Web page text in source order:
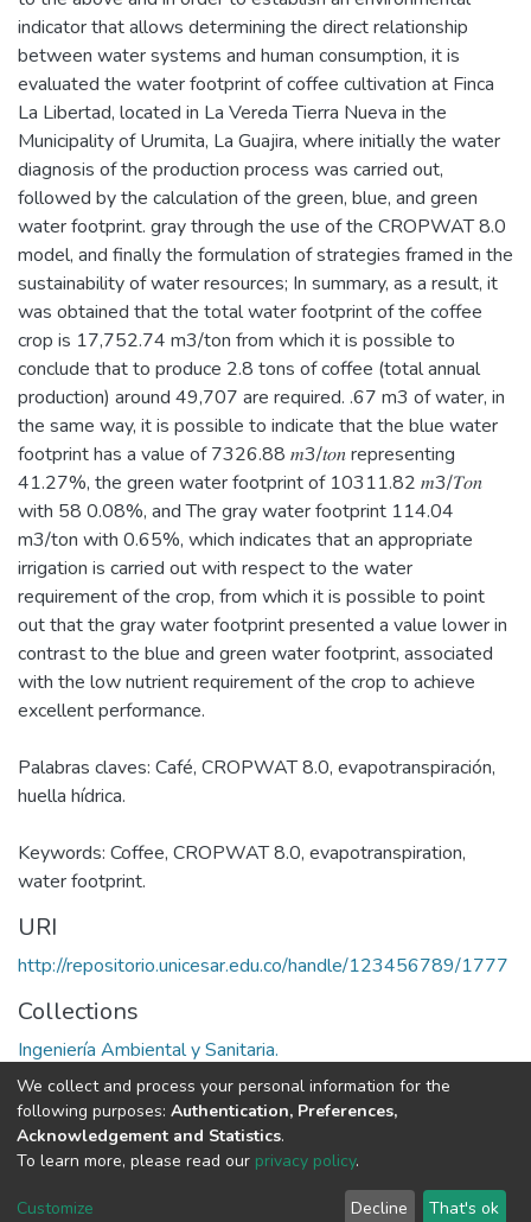
indicator that allows determining the direct relationship
between water systems and human consumption, it is
evaluated the water footprint of coffee cultivation at Finca
La Libertad, located in La Vereda Tierra Nueva in the
Municipality of Urumita, La Guajira, where initially the water
diagnosis of the production process was carried out,
followed by the calculation of the green, blue, and green
water footprint. gray through the use of the CROPWAT 8.0
model, and finally the formulation of strategies framed in the
sustainability of water resources; In summary, as a result, it
was obtained that the total water footprint of the coffee
crop is 17,752.74 m3/ton from which it is possible to
conclude that to produce 2.8 tons of coffee (total annual
production) around 49,707 are required. .67 m3 of water, in
the same way, it is possible to indicate that the blue water
footprint has a value of 7326.88 𝑚3/𝑡𝑜𝑛 representing
41.27%, the green water footprint of 10311.82 𝑚3/𝑇𝑜𝑛
with 58 0.08%, and The gray water footprint 114.04
m3/ton with 0.65%, which indicates that an appropriate
irrigation is carried out with respect to the water
requirement of the crop, from which it is possible to point
out that the gray water footprint presented a value lower in
contrast to the blue and green water footprint, associated
with the low nutrient requirement of the crop to achieve
excellent performance.
Palabras claves: Café, CROPWAT 8.0, evapotranspiración,
huella hídrica.
Keywords: Coffee, CROPWAT 8.0, evapotranspiration,
water footprint.
URI
http://repositorio.unicesar.edu.co/handle/123456789/1777
Collections
Ingeniería Ambiental y Sanitaria.
Full item page
DSpace software copyright © 2002-2026
Cookie
End User
Send
We collect and process your personal information for the
following purposes: Authentication, Preferences,
Acknowledgement and Statistics.
To learn more, please read our privacy policy.
Customize Decline That's ok